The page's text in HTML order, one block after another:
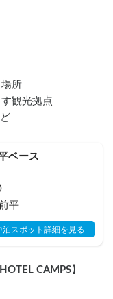
所
観光拠点
ベース
平
泊スポット詳細を見る
CAMPS 】